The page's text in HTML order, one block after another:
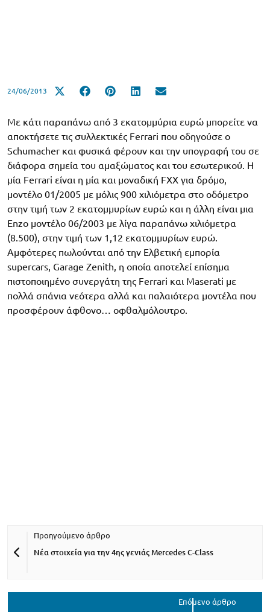
24/06/2013
Με κάτι παραπάνω από 3 εκατομμύρια ευρώ μπορείτε να
αποκτήσετε τις συλλεκτικές Ferrari που οδηγούσε ο
Schumacher και φυσικά φέρουν και την υπογραφή του σε
διάφορα σημεία του αμαξώματος και του εσωτερικού. Η
μία Ferrari είναι η μία και μοναδική FXX για δρόμο,
μοντέλο 01/2005 με μόλις 900 χιλιόμετρα στο οδόμετρο
στην τιμή των 2 εκατομμυρίων ευρώ και η άλλη είναι μια
Enzo μοντέλο 06/2003 με λίγα παραπάνω χιλιόμετρα
(8.500), στην τιμή των 1,12 εκατομμυρίων ευρώ.
Αμφότερες πωλούνται από την Ελβετική εμπορία
supercars, Garage Zenith, η οποία αποτελεί επίσημα
πιστοποιημένο συνεργάτη της Ferrari και Maserati με
πολλά σπάνια νεότερα αλλά και παλαιότερα μοντέλα που
προσφέρουν άφθονο… οφθαλμόλουτρο.
Νέα στοιχεία για την 4ης γενιάς Mercedes C-Class